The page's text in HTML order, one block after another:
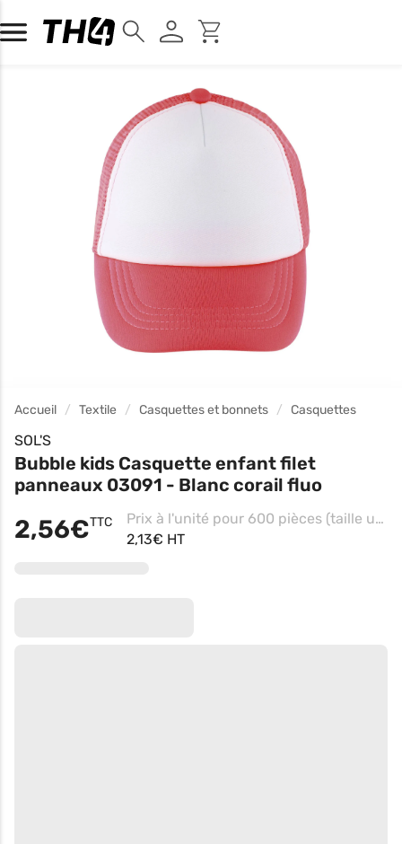
Accueil Textile Casquettes et bonnets Casquettes
SOL'S
Bubble kids Casquette enfant filet
panneaux 03091 - Blanc corail fluo
2,56€TTC
Prix à l'unité pour 600 pièces (taille unique - Blanc)
2,13€ HT